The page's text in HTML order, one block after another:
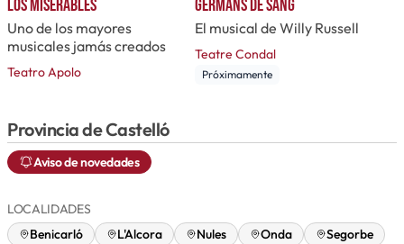
Los Miserables
Uno de los mayores
musicales jamás creados
Teatro Apolo
Germans de sang
El musical de Willy Russell
Teatre Condal
Próximamente
Provincia de Castelló
Aviso de novedades
LOCALIDADES
Benicarló
L'Alcora Nules Onda
Segorbe